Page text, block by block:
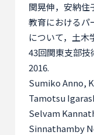
関晃伸，安納住
教育におけるパ
について，土木
43回関東支部技
2016.
Sumiko Anno,
Tamotsu
Selvam
Sinnathamby